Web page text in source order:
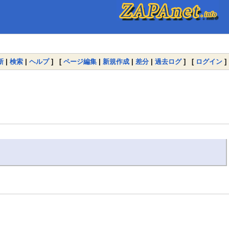
| 検索 | ヘルプ] [ ページ編集 | 新規作成 | 差分 | 過去ログ] [ ログイン ]